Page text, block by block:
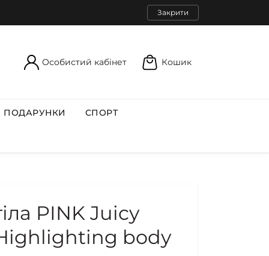
Закрити
Особистий кабінет Кошик
ПОДАРУНКИ СПОРТ
PINK Juicy
body